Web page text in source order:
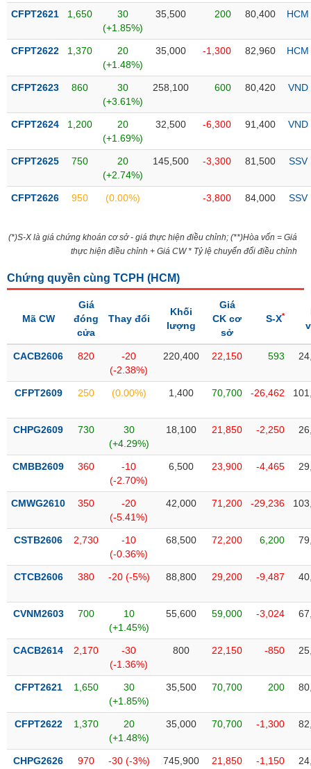
liệu
Tâm
lý
trường
CFPT2621 1,650
30
(+1.85%)
35,500 200 80,400 HCM
CFPT2622 1,370
20
(+1.48%)
35,000 -1,300 82,960 HCM
CFPT2623 860
30
(+3.61%)
258,100 600 80,420 VND
CFPT2624 1,200
20
(+1.69%)
32,500 -6,300 91,400 VND
CFPT2625 750
20
(+2.74%)
145,500 -3,300 81,500 SSV
CFPT2626 950 (0.00%) -3,800 84,000 SSV
(*)S-X là giá chứng khoán cơ sở - giá thực hiện điều chỉnh; (**)Hòa vốn = Giá
thực hiện điều chỉnh + Giá CW * Tỷ lệ chuyển đổi điều chỉnh
Chứng quyền cùng TCPH (HCM)
Mã CW
Giá
đóng
cửa
Thay đổi
Khối
lượng
Giá
CK cơ
sở
S-X*
CACB2606 820
-20
(-2.38%)
220,400 22,150 593
CFPT2609 250 (0.00%) 1,400 70,700 -26,462
CHPG2609 730
30
(+4.29%)
18,100 21,850 -2,250
CMBB2609 360
-10
(-2.70%)
6,500 23,900 -4,465
CMWG2610 350
-20
(-5.41%)
42,000 71,200 -29,236
CSTB2606 2,730
-10
(-0.36%)
68,500 72,200 6,200
CTCB2606 380 -20 (-5%) 88,800 29,200 -9,487
CVNM2603 700
10
(+1.45%)
55,600 59,000 -3,024
CACB2614 2,170
-30
(-1.36%)
800 22,150 -850
CFPT2621 1,650
30
(+1.85%)
35,500 70,700 200
CFPT2622 1,370
20
(+1.48%)
35,000 70,700 -1,300
CHPG2626 970 -30 (-3%) 745,900 21,850 -1,150
TIÊU
KHÔNG
YẾU
TIÊU
DÙNG
SÓC
KHỎE
CHÍNH
CÔNG
THÔNG
TIN
DỊCH
TRUYỀN
THÔNG
TIỆN